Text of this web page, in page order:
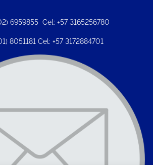
6959855 Cel: +57 3165256780
8051181 Cel: +57 3172884701